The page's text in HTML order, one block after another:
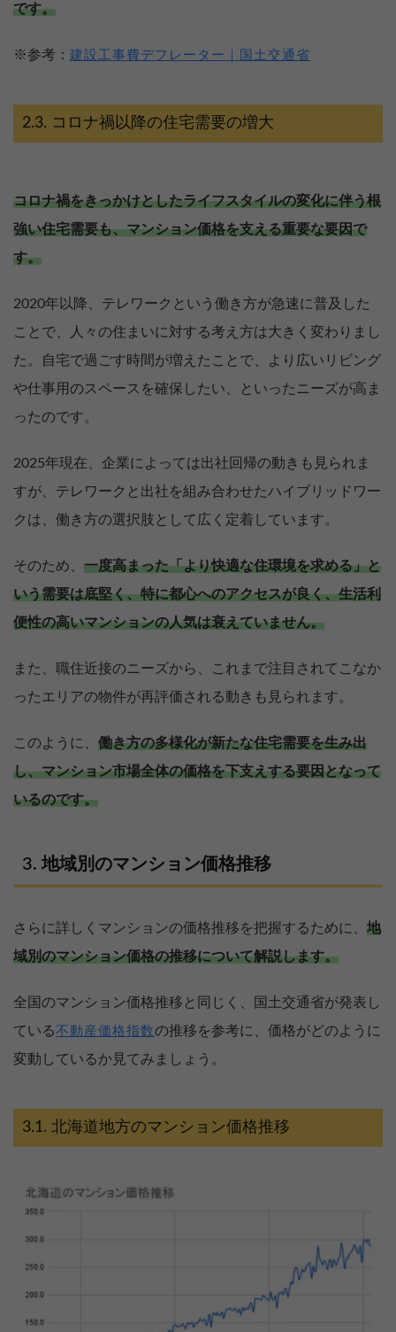
です。
※参考： 建設工事費デフレーター｜国土交通省
コロナ禍以降の住宅需要の増大
コロナ禍をきっかけとしたライフスタイルの変化に伴う根
強い住宅需要も、マンション価格を支える重要な要因で
す。
2020年以降、テレワークという働き方が急速に普及した
ことで、人々の住まいに対する考え方は大きく変わりまし
た。自宅で過ごす時間が増えたことで、より広いリビング
や仕事用のスペースを確保したい、といったニーズが高ま
ったのです。
2025年現在、企業によっては出社回帰の動きも見られま
すが、テレワークと出社を組み合わせたハイブリッドワー
クは、働き方の選択肢として広く定着しています。
そのため、 一度高まった「より快適な住環境を求める」と
いう需要は底堅く、特に都心へのアクセスが良く、生活利
便性の高いマンションの人気は衰えていません。
また、職住近接のニーズから、これまで注目されてこなか
ったエリアの物件が再評価される動きも見られます。
このように、 働き方の多様化が新たな住宅需要を生み出
し、マンション市場全体の価格を下支えする要因となって
いるのです。
地域別のマンション価格推移
さらに詳しくマンションの価格推移を把握するために、 地
域別のマンション価格の推移について解説します。
全国のマンション価格推移と同じく、国土交通省が発表し
ている不動産価格指数の推移を参考に、価格がどのように
変動しているか見てみましょう。
北海道地方のマンション価格推移